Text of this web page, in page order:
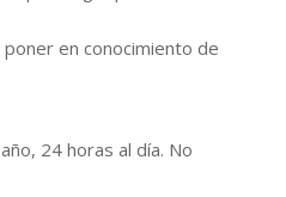
en conocimiento de
24 horas al día. No